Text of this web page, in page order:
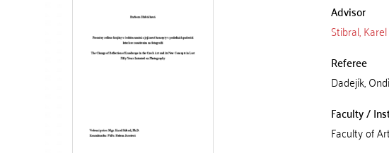
Advisor
Stibral, Karel
Referee
Dadejík,
Faculty /
Faculty of